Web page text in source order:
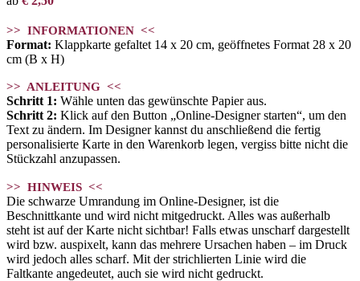
>> INFORMATIONEN <<
Format: Klappkarte gefaltet 14 x 20 cm, geöffnetes Format 28 x 20
cm (B x H)
>> ANLEITUNG <<
Schritt 1: Wähle unten das gewünschte Papier aus.
Schritt 2: Klick auf den Button „Online-Designer starten“, um den
Text zu ändern. Im Designer kannst du anschließend die fertig
personalisierte Karte in den Warenkorb legen, vergiss bitte nicht die
Stückzahl anzupassen.
>> HINWEIS <<
Die schwarze Umrandung im Online-Designer, ist die
Beschnittkante und wird nicht mitgedruckt. Alles was außerhalb
steht ist auf der Karte nicht sichtbar! Falls etwas unscharf dargestellt
wird bzw. auspixelt, kann das mehrere Ursachen haben – im Druck
wird jedoch alles scharf. Mit der strichlierten Linie wird die
Faltkante angedeutet, auch sie wird nicht gedruckt.